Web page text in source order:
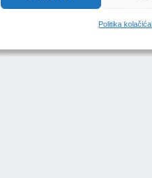
Politika kolačića